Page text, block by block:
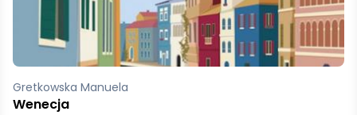
Gretkowska Manuela
Przeprawa